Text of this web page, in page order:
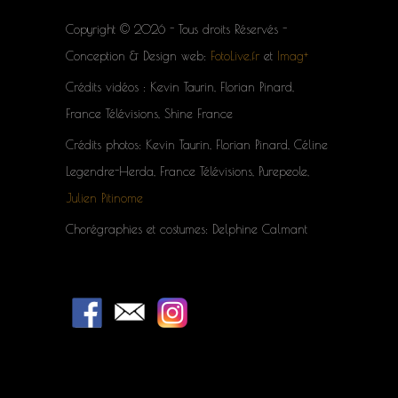
Copyright © 2026 - Tous droits Réservés -
Conception & Design web: FotoLive.fr et Imag+
Crédits vidéos : Kevin Taurin, Florian Pinard,
France Télévisions, Shine France
Crédits photos: Kevin Taurin, Florian Pinard, Céline
Legendre-Herda, France Télévisions, Purepeole,
Julien Pitinome
Chorégraphies et costumes: Delphine Calmant